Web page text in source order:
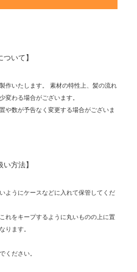
ついて】
作いたします。 素材の特性上、髪の流れ
変わる場合がございます。
や数が予告なく変更する場合がございま
い方法】
ようにケースなどに入れて保管してくだ
れをキープするように丸いものの上に置
ります。
ください。